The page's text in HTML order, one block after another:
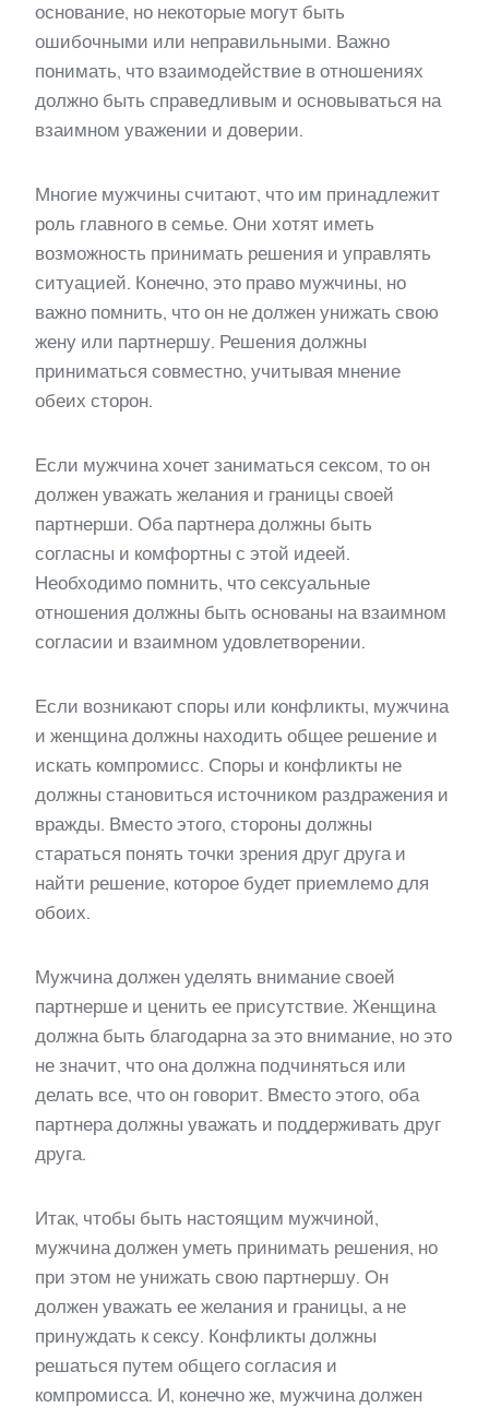
основание, но некоторые могут быть
ошибочными или неправильными. Важно
понимать, что взаимодействие в отношениях
должно быть справедливым и основываться на
взаимном уважении и доверии.
Многие мужчины считают, что им принадлежит
роль главного в семье. Они хотят иметь
возможность принимать решения и управлять
ситуацией. Конечно, это право мужчины, но
важно помнить, что он не должен унижать свою
жену или партнершу. Решения должны
приниматься совместно, учитывая мнение
обеих сторон.
Если мужчина хочет заниматься сексом, то он
должен уважать желания и границы своей
партнерши. Оба партнера должны быть
согласны и комфортны с этой идеей.
Необходимо помнить, что сексуальные
отношения должны быть основаны на взаимном
согласии и взаимном удовлетворении.
Если возникают споры или конфликты, мужчина
и женщина должны находить общее решение и
искать компромисс. Споры и конфликты не
должны становиться источником раздражения и
вражды. Вместо этого, стороны должны
стараться понять точки зрения друг друга и
найти решение, которое будет приемлемо для
обоих.
Мужчина должен уделять внимание своей
партнерше и ценить ее присутствие. Женщина
должна быть благодарна за это внимание, но это
не значит, что она должна подчиняться или
делать все, что он говорит. Вместо этого, оба
партнера должны уважать и поддерживать друг
друга.
Итак, чтобы быть настоящим мужчиной,
мужчина должен уметь принимать решения, но
при этом не унижать свою партнершу. Он
должен уважать ее желания и границы, а не
принуждать к сексу. Конфликты должны
решаться путем общего согласия и
компромисса. И, конечно же, мужчина должен